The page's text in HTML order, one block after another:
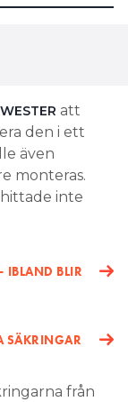
den i ett
monteras.
inte
IBLAND BLIR
SÄKRINGAR
från
vid
grannar för